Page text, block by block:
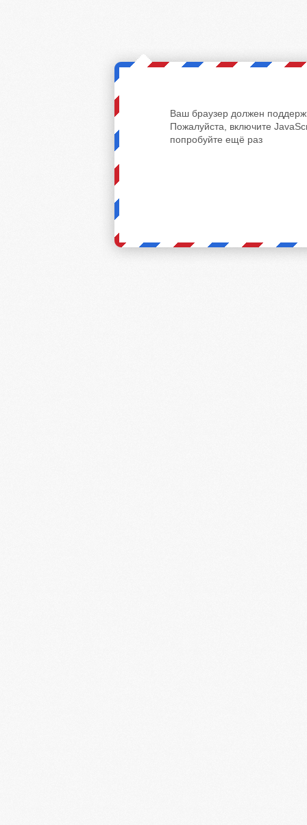
Ваш браузер должен
Пожалуйста, включите
попробуйте ещё раз